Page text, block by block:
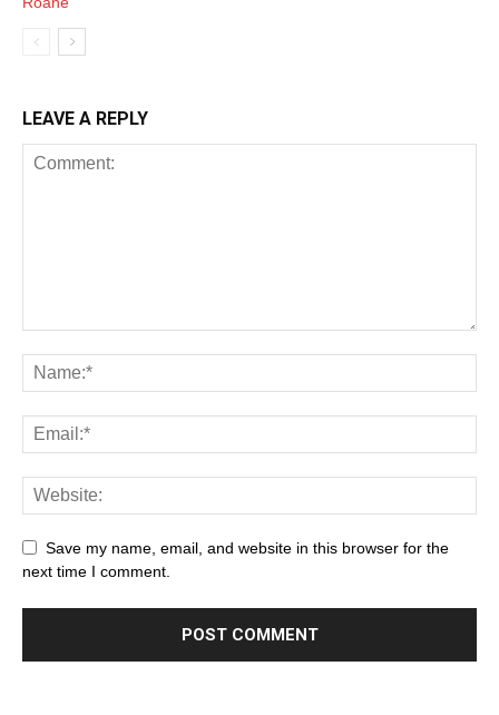
LEAVE A REPLY
Save my name, email, and website in this browser for the
next time I comment.